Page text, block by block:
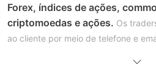
Forex, índices de ações,
criptomoedas e ações. Os
ao cliente por meio de telefone e